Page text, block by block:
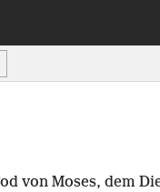
von Moses, dem